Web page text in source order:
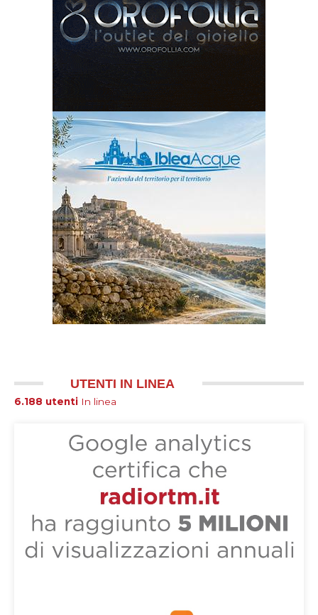
UTENTI IN LINEA
6.188 utenti In linea